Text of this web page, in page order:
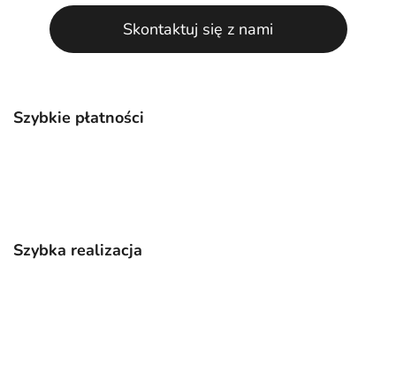
Szybkie płatności
Szybka realizacja
Skontaktuj się z nami